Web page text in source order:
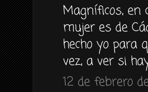
Magníficos, en
mujer es de
hecho yo para
vez, a ver si
12 de febrero